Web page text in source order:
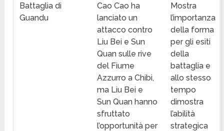
Battaglia di
Guandu
Cao Cao ha
lanciato un
attacco contro
Liu Bei e Sun
Quan sulle rive
del Fiume
Azzurro a Chibi,
ma Liu Bei e
Sun Quan hanno
sfruttato
l’opportunità per
Mostra
l’importanza
della forma
per gli esiti
della
battaglia e
allo stesso
tempo
dimostra
l’abilità
strategica